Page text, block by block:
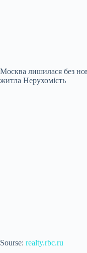
Москва лишилася без
житла Нерухомість
Sourse: realty.rbc.ru